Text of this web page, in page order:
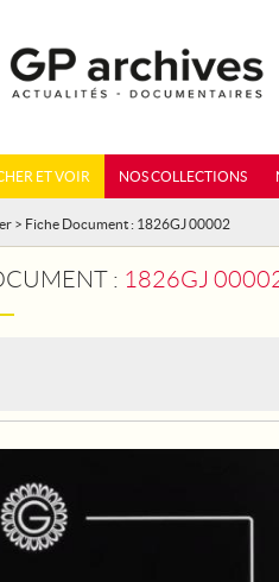
ET VOIR NOS COLLECTIONS
> Fiche Document : 1826GJ 00002
: 1826GJ 00002 - PARIS